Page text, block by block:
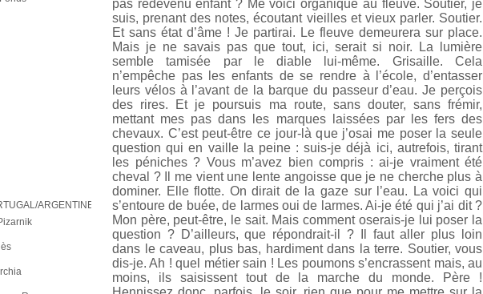
ARGENTINE/COLOMBIE
pas redevenu enfant ? Me voici organique au fleuve. Soutier, je
suis, prenant des notes, écoutant vieilles et vieux parler. Soutier.
Et sans état d’âme ! Je partirai. Le fleuve demeurera sur place.
Mais je ne savais pas que tout, ici, serait si noir. La lumière
semble tamisée par le diable lui-même. Grisaille. Cela
n’empêche pas les enfants de se rendre à l’école, d’entasser
leurs vélos à l’avant de la barque du passeur d’eau. Je perçois
des rires. Et je poursuis ma route, sans douter, sans frémir,
mettant mes pas dans les marques laissées par les fers des
chevaux. C’est peut-être ce jour-là que j’osai me poser la seule
question qui en vaille la peine : suis-je déjà ici, autrefois, tirant
les péniches ? Vous m’avez bien compris : ai-je vraiment été
cheval ? Il me vient une lente angoisse que je ne cherche plus à
dominer. Elle flotte. On dirait de la gaze sur l’eau. La voici qui
s’entoure de buée, de larmes oui de larmes. Ai-je été qui j’ai dit ?
Mon père, peut-être, le sait. Mais comment oserais-je lui poser la
question ? D’ailleurs, que répondrait-il ? Il faut aller plus loin
dans le caveau, plus bas, hardiment dans la terre. Soutier, vous
dis-je. Ah ! quel métier sain ! Les poumons s’encrassent mais, au
moins, ils saisissent tout de la marche du monde. Père !